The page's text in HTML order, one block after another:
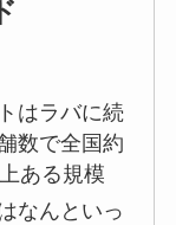
はラバに続
数で全国約
ある規模
なんといっ